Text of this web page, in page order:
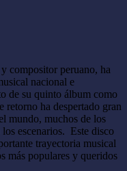
compositor peruano, ha
nacional e
de su quinto álbum como
retorno ha despertado gran
mundo, muchos de los
los escenarios. Este disco
trayectoria musical
más populares y queridos